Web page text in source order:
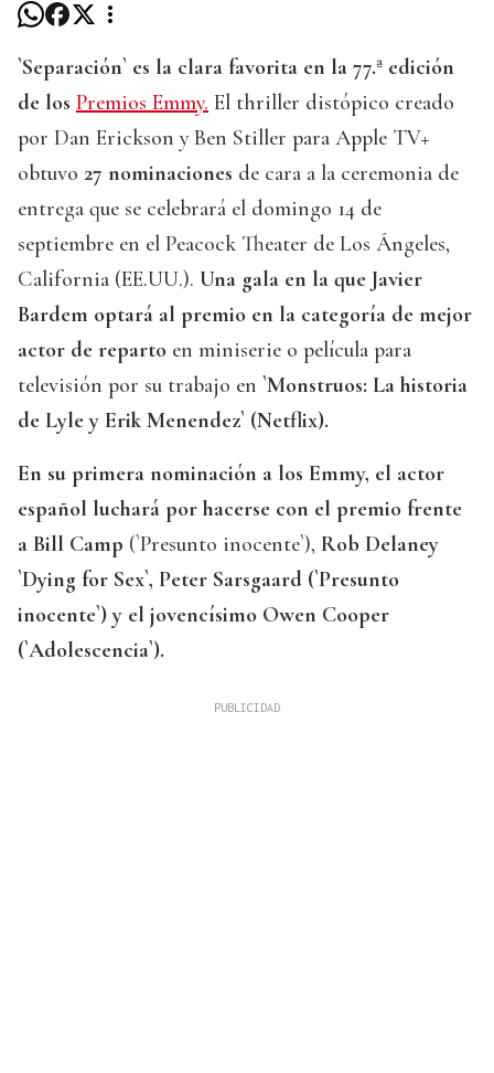
`Separación` es la clara favorita en la 77.ª edición
de los Premios Emmy. El thriller distópico creado
por Dan Erickson y Ben Stiller para Apple TV+
obtuvo 27 nominaciones de cara a la ceremonia de
entrega que se celebrará el domingo 14 de
septiembre en el Peacock Theater de Los Ángeles,
California (EE.UU.). Una gala en la que Javier
Bardem optará al premio en la categoría de mejor
actor de reparto en miniserie o película para
televisión por su trabajo en `Monstruos: La historia
de Lyle y Erik Menendez` (Netflix).
En su primera nominación a los Emmy, el actor
español luchará por hacerse con el premio frente
a Bill Camp (`Presunto inocente`), Rob Delaney
`Dying for Sex`, Peter Sarsgaard (`Presunto
inocente`) y el jovencísimo Owen Cooper
(`Adolescencia`).